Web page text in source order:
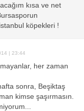
kısa ve net
köpekleri !
| 23:44
her zaman
sonra, Beşiktaş
kimse şaşırmasın.